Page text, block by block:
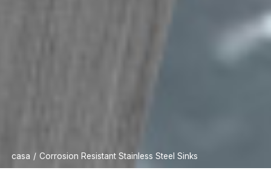
casa / Corrosion Resistant Stainless Steel Sinks